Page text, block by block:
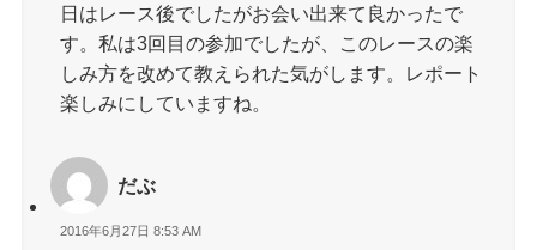
日はレース後でしたがお会い出来て良かったで
す。私は3回目の参加でしたが、このレースの楽
しみ方を改めて教えられた気がします。レポート
楽しみにしていますね。
だぶ
2016年6月27日 8:53 AM